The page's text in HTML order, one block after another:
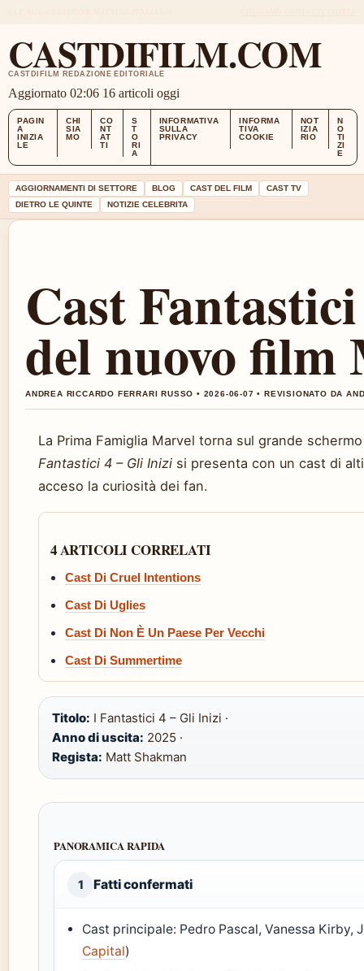
CASTDIFILM.COM
CASTDIFILM REDAZIONE EDITORIALE
Aggiornato 02:06 16 articoli oggi
PAGIN
A
INIZIA
LE
CHI
SIA
MO
CO
NT
AT
TI
S
T
O
RI
A
INFORMATIVA
SULLA
PRIVACY
INFORMA
TIVA
COOKIE
NOT
IZIA
RIO
N
O
TI
ZI
E
AGGIORNAMENTI DI SETTORE BLOG CAST DEL FILM
CAST TV
DIETRO LE QUINTE
NOTIZIE CELEBRITA
Cast
del nuovo film
ANDREA RICCARDO FERRARI RUSSO • 2026-06-07 • REVISIONATO DA
La Prima Famiglia Marvel torna sul grande
Fantastici 4 – Gli Inizi si presenta con un cast di
acceso la curiosità dei fan.
4 ARTICOLI CORRELATI
Cast Di Cruel Intentions
Cast Di Uglies
Cast Di Non È Un Paese Per Vecchi
Cast Di Summertime
Titolo: I Fantastici 4 – Gli Inizi ·
Anno di uscita: 2025 ·
Regista: Matt Shakman
PANORAMICA RAPIDA
1 Fatti confermati
Cast principale: Pedro Pascal, Vanessa Kirby,
Capital)